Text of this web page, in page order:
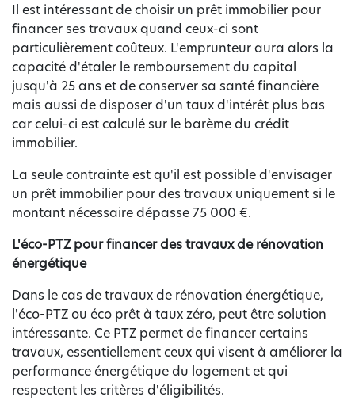
Il est intéressant de choisir un prêt immobilier pour
financer ses travaux quand ceux-ci sont
particulièrement coûteux. L'emprunteur aura alors la
capacité d'étaler le remboursement du capital
jusqu'à 25 ans et de conserver sa santé financière
mais aussi de disposer d'un taux d'intérêt plus bas
car celui-ci est calculé sur le barème du crédit
immobilier.
La seule contrainte est qu'il est possible d'envisager
un prêt immobilier pour des travaux uniquement si le
montant nécessaire dépasse 75 000 €.
L'éco-PTZ pour financer des travaux de rénovation
énergétique
Dans le cas de travaux de rénovation énergétique,
l'éco-PTZ ou éco prêt à taux zéro, peut être solution
intéressante. Ce PTZ permet de financer certains
travaux, essentiellement ceux qui visent à améliorer la
performance énergétique du logement et qui
respectent les critères d'éligibilités.